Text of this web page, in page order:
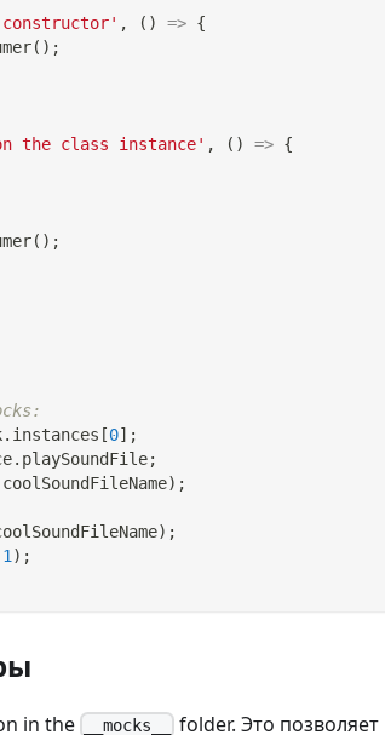
, ( ) => {
( ) ;
the class instance' , ( ) => {
( ) ;
. instances [0] ;
. playSoundFile;
coolSoundFileName) ;
) ;
1 ) ;
in the __mocks__
folder. Это позволяет